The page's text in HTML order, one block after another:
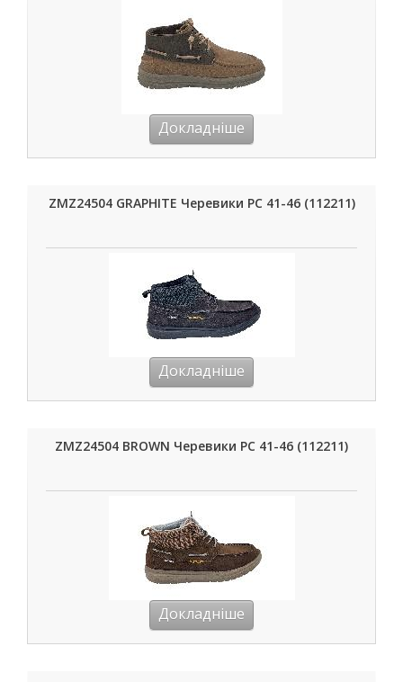
Докладніше
ZMZ24504 GRAPHITE Черевики РС 41-46 (112211)
Докладніше
ZMZ24504 BROWN Черевики РС 41-46 (112211)
Докладніше